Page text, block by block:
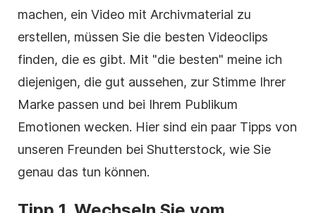
machen, ein Video mit Archivmaterial zu
erstellen, müssen Sie die besten Videoclips
finden, die es gibt. Mit "die besten" meine ich
diejenigen, die gut aussehen, zur Stimme Ihrer
Marke passen und bei Ihrem Publikum
Emotionen wecken. Hier sind ein paar Tipps von
unseren Freunden bei Shutterstock, wie Sie
genau das tun können.